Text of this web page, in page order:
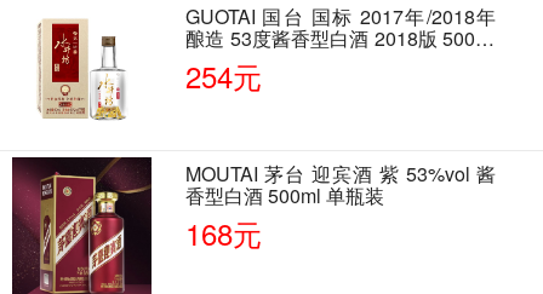
GUOTAI 国台 国标 2017年/2018年
酿造 53度酱香型白酒 2018版 500ml
单瓶装
254元
MOUTAI 茅台 迎宾酒 紫 53%vol 酱
香型白酒 500ml 单瓶装
168元